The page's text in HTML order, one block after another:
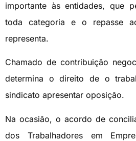
importante às entidades, que
toda categoria e o repasse
representa.
Chamado de contribuição
determina o direito de o
sindicato apresentar oposição.
Na ocasião, o acordo de
dos Trabalhadores em